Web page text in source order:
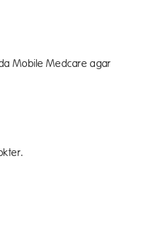
Mobile Medcare agar